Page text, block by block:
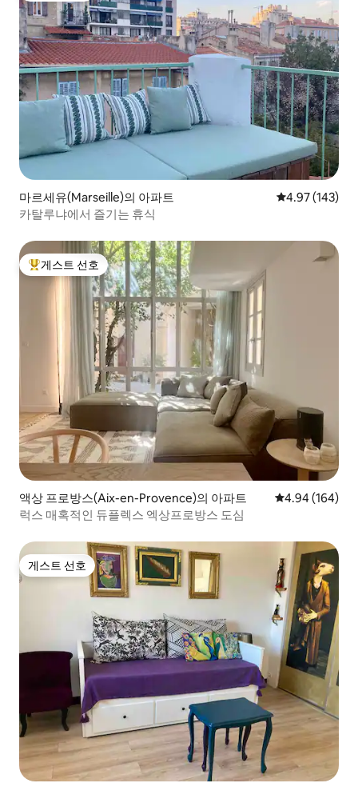
마르세유(Marseille)의 아파트 평점 4.97점(5
4.97 (143)
카탈루냐에서 즐기는 휴식
상위 게스트 선호
게스트 선호
액상 프로방스(Aix-en-Provence)의 아파트 평점 4.94점(5
4.94 (164)
럭스 매혹적인 듀플렉스 엑상프로방스 도심
게스트 선호
게스트 선호